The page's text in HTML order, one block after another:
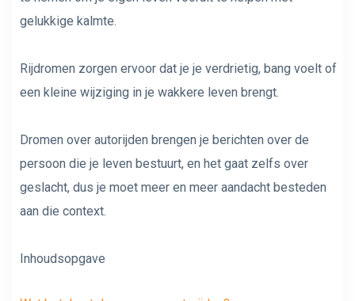
gelukkige kalmte.
Rijdromen zorgen ervoor dat je je verdrietig, bang voelt of
een kleine wijziging in je wakkere leven brengt.
Dromen over autorijden brengen je berichten over de
persoon die je leven bestuurt, en het gaat zelfs over
geslacht, dus je moet meer en meer aandacht besteden
aan die context.
Inhoudsopgave